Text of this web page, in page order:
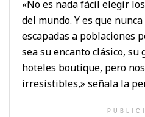
«No es nada fácil elegir
del mundo. Y es que
escapadas a poblaciones
sea su encanto clásico, su
hoteles boutique, pero
irresistibles,» señala la